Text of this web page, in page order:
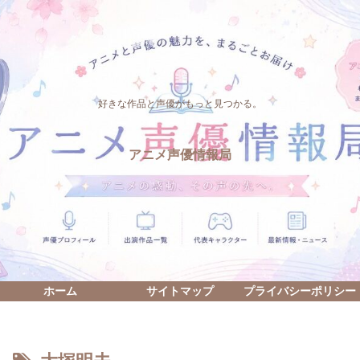
好きな作品と声優がもっと見つかる。
アニメ声優情報局
ホーム サイトマップ プライバシーポリシー